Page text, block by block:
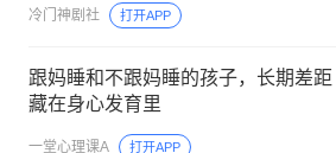
冷门神剧社 打开APP
跟妈睡和不跟妈睡的孩子，长期差距
藏在身心发育里
一堂心理课A 打开APP